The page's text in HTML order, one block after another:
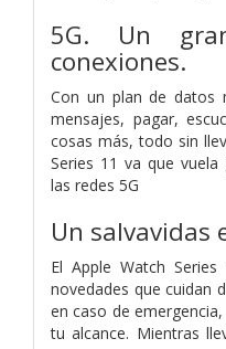
5G. Un
conexiones.
Con un plan de datos
mensajes, pagar,
cosas más, todo sin
Series 11 va que
las redes 5G
Un salvavidas
El Apple Watch
novedades que cuidan
en caso de
tu alcance. Mientras